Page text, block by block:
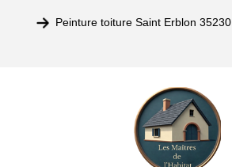
Peinture toiture Saint Erblon 35230